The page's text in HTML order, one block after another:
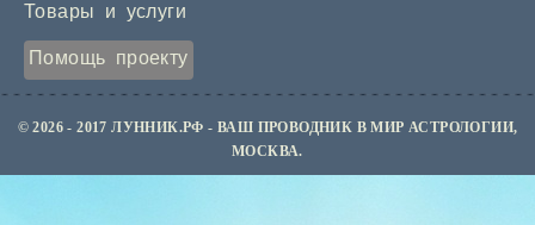
Товары и услуги
Помощь проекту
© 2026 - 2017 ЛУННИК.РФ - ВАШ ПРОВОДНИК В МИР АСТРОЛОГИИ,
МОСКВА.